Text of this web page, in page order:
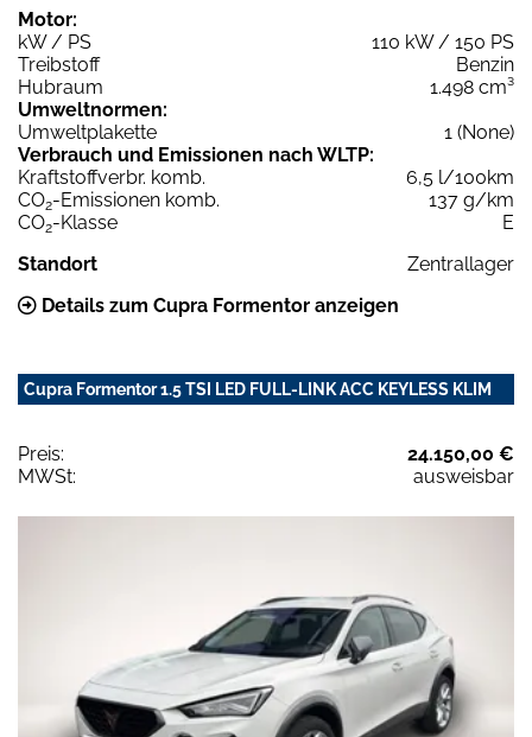
Motor:
kW / PS
110 kW / 150 PS
Treibstoff
Benzin
Hubraum
1.498 cm³
Umweltnormen:
Umweltplakette
1 (None)
Verbrauch und Emissionen nach WLTP:
Kraftstoffverbr. komb.
6,5 l/100km
CO2-Emissionen komb.
137 g/km
CO2-Klasse
E
Standort
Zentrallager
Details zum Cupra Formentor anzeigen
Cupra Formentor 1.5 TSI LED FULL-LINK ACC KEYLESS KLIM
Preis:
24.150,00 €
MWSt:
ausweisbar